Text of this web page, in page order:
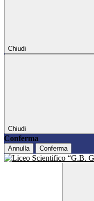
Chiudi
Chiudi
Conferma
Annulla Conferma